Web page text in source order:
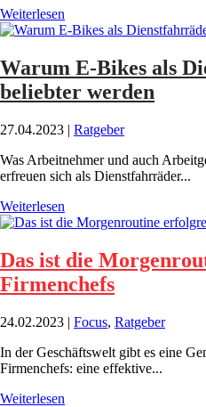
Weiterlesen
Warum E-Bikes als
beliebter werden
27.04.2023 | Ratgeber
Was Arbeitnehmer und auch
erfreuen sich als Dienstfahrräder...
Weiterlesen
Das ist die
Firmenchefs
24.02.2023 | Focus, Ratgeber
In der Geschäftswelt gibt es eine
Firmenchefs: eine effektive...
Weiterlesen